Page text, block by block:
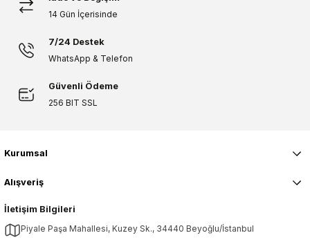
14 Gün İçerisinde
7/24 Destek
WhatsApp & Telefon
Güvenli Ödeme
256 BIT SSL
İletişim Bilgileri
Piyale Paşa Mahallesi, Kuzey Sk., 34440 Beyoğlu/İstanbul
Kurumsal
Alışveriş